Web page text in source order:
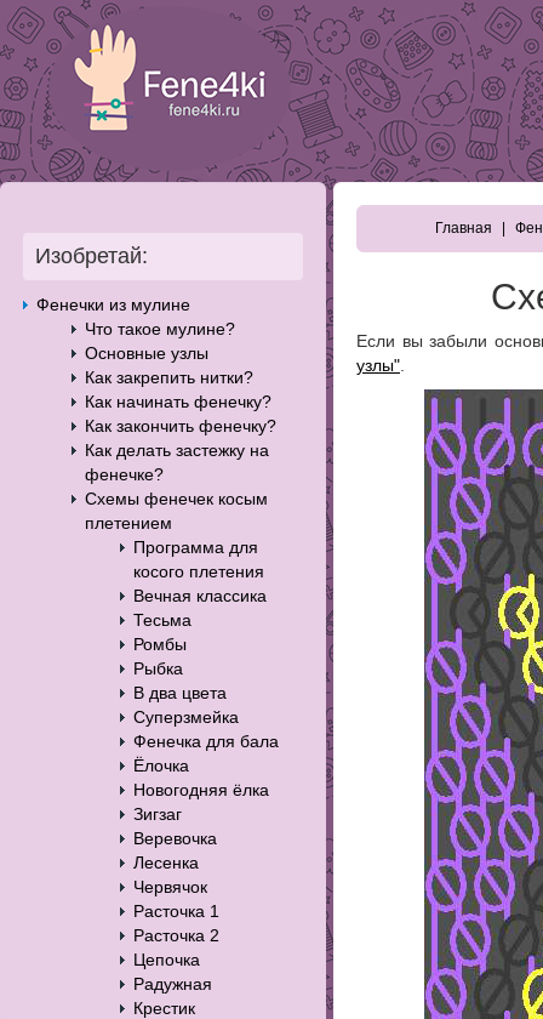
Изобретай:
Фенечки из мулине
Что такое мулине?
Основные узлы
Как закрепить нитки?
Как начинать фенечку?
Как закончить фенечку?
Как делать застежку на
фенечке?
Схемы фенечек косым
плетением
Программа для
косого плетения
Вечная классика
Тесьма
Ромбы
Рыбка
В два цвета
Суперзмейка
Фенечка для бала
Ёлочка
Новогодняя ёлка
Зигзаг
Веревочка
Лесенка
Червячок
Расточка 1
Расточка 2
Цепочка
Радужная
Крестик
Главная
Если вы забыли
узлы"